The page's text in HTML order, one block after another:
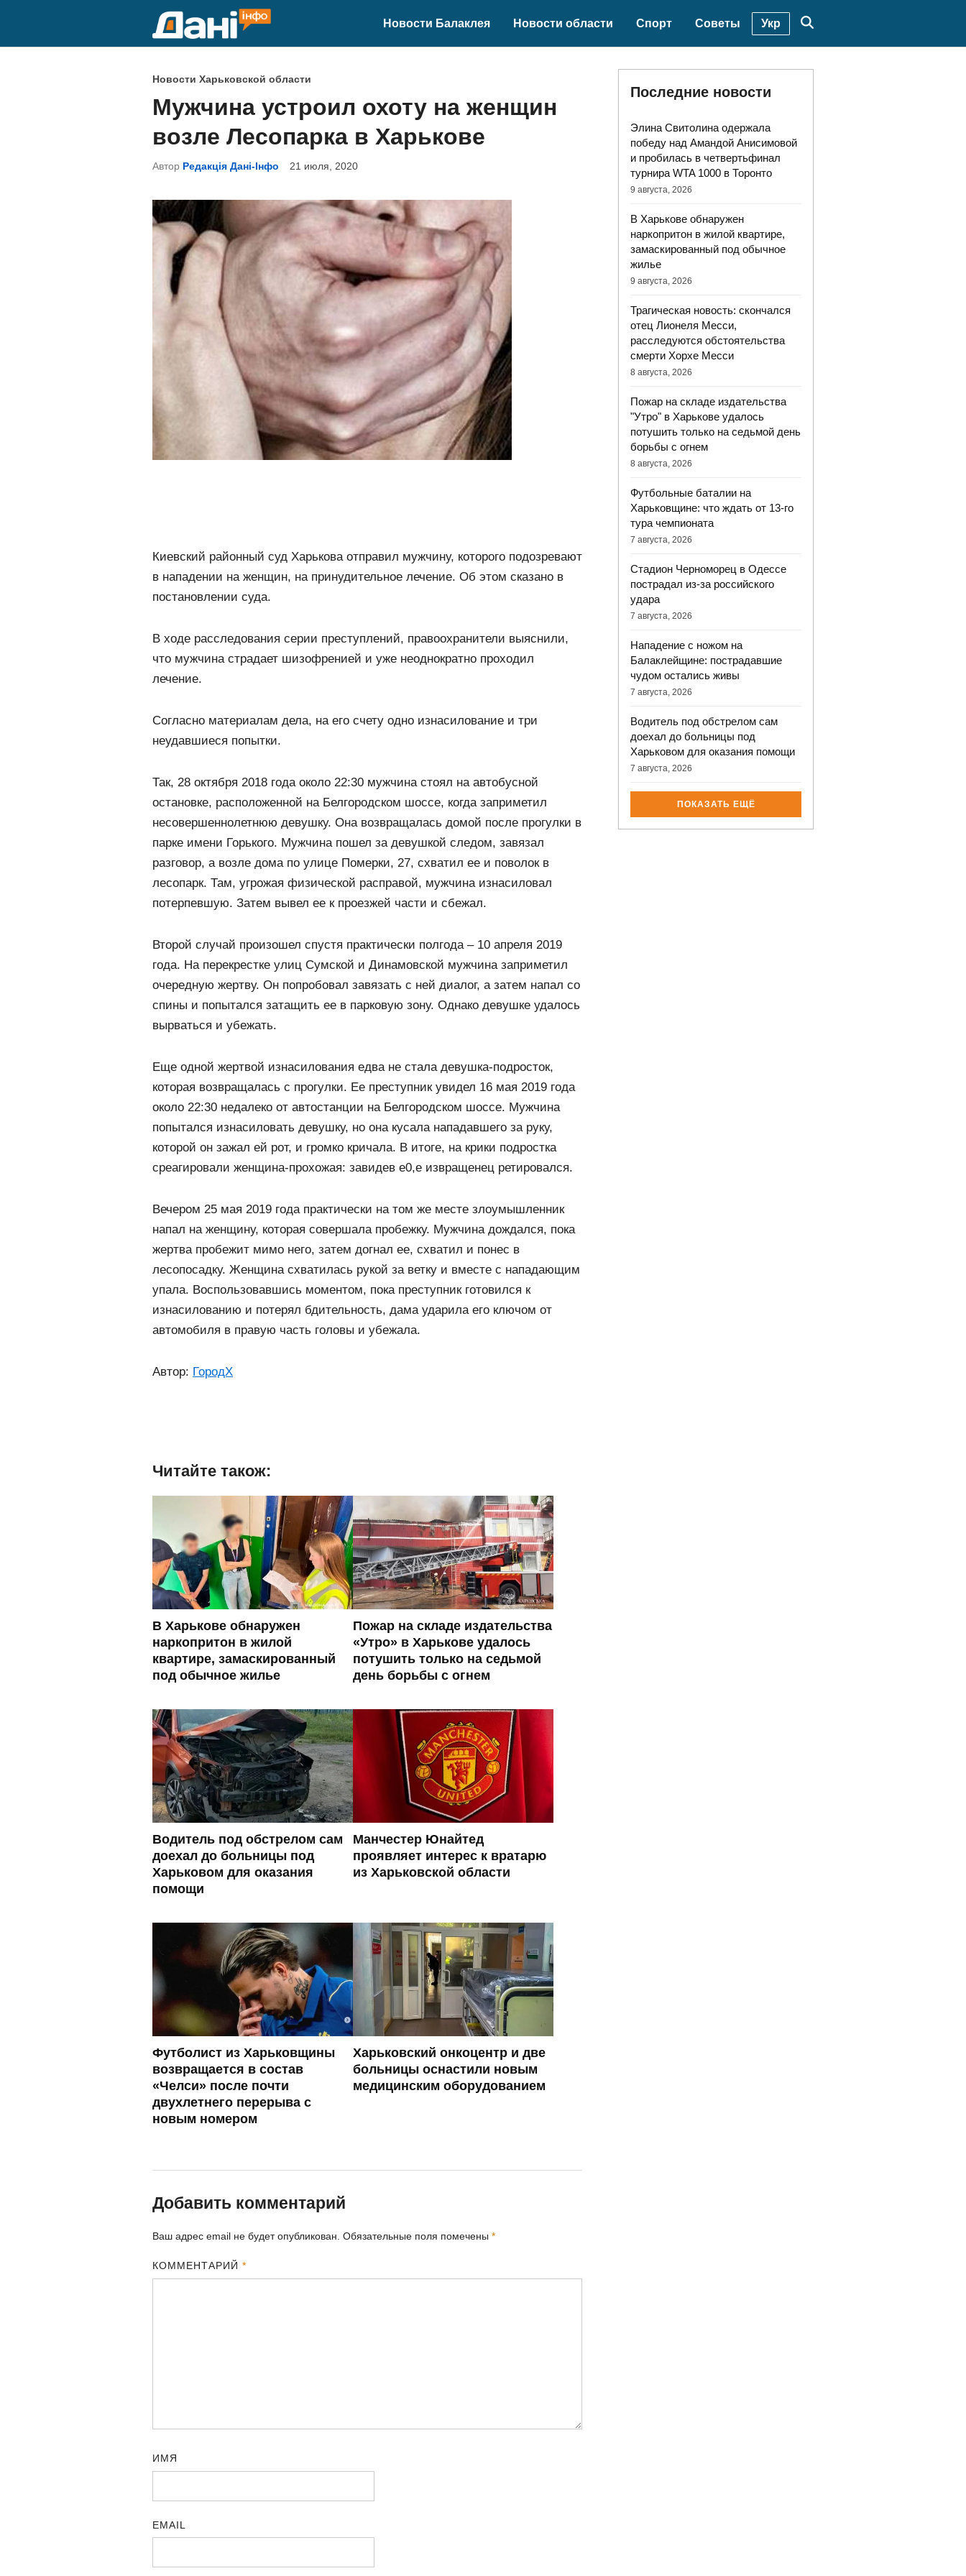
Новости Балаклея Новости области Спорт Советы Укр
О
п
у
б
к
о
Новости Харьковской области
Мужчина устроил охоту на женщин
возле Лесопарка в Харькове
Автор Редакція Дані-Інфо 21 июля, 2020
Киевский районный суд Харькова отправил мужчину, которого подозревают
в нападении на женщин, на принудительное лечение. Об этом сказано в
постановлении суда.
В ходе расследования серии преступлений, правоохранители выяснили,
что мужчина страдает шизофренией и уже неоднократно проходил
лечение.
Согласно материалам дела, на его счету одно изнасилование и три
неудавшиеся попытки.
Так, 28 октября 2018 года около 22:30 мужчина стоял на автобусной
остановке, расположенной на Белгородском шоссе, когда заприметил
несовершеннолетнюю девушку. Она возвращалась домой после прогулки в
парке имени Горького. Мужчина пошел за девушкой следом, завязал
разговор, а возле дома по улице Померки, 27, схватил ее и поволок в
лесопарк. Там, угрожая физической расправой, мужчина изнасиловал
потерпевшую. Затем вывел ее к проезжей части и сбежал.
Второй случай произошел спустя практически полгода – 10 апреля 2019
года. На перекрестке улиц Сумской и Динамовской мужчина заприметил
очередную жертву. Он попробовал завязать с ней диалог, а затем напал со
спины и попытался затащить ее в парковую зону. Однако девушке удалось
вырваться и убежать.
Еще одной жертвой изнасилования едва не стала девушка-подросток,
которая возвращалась с прогулки. Ее преступник увидел 16 мая 2019 года
около 22:30 недалеко от автостанции на Белгородском шоссе. Мужчина
попытался изнасиловать девушку, но она кусала нападавшего за руку,
которой он зажал ей рот, и громко кричала. В итоге, на крики подростка
среагировали женщина-прохожая: завидев е0,е извращенец ретировался.
Вечером 25 мая 2019 года практически на том же месте злоумышленник
напал на женщину, которая совершала пробежку. Мужчина дождался, пока
жертва пробежит мимо него, затем догнал ее, схватил и понес в
лесопосадку. Женщина схватилась рукой за ветку и вместе с нападающим
упала. Воспользовавшись моментом, пока преступник готовился к
изнасилованию и потерял бдительность, дама ударила его ключом от
автомобиля в правую часть головы и убежала.
Автор: ГородХ
Читайте також:
В Харькове обнаружен
наркопритон в жилой
квартире, замаскированный
под обычное жилье
Пожар на складе издательства
«Утро» в Харькове удалось
потушить только на седьмой
день борьбы с огнем
Водитель под обстрелом сам
доехал до больницы под
Харьковом для оказания
помощи
Манчестер Юнайтед
проявляет интерес к вратарю
из Харьковской области
Футболист из Харьковщины
возвращается в состав
«Челси» после почти
двухлетнего перерыва с
новым номером
Харьковский онкоцентр и две
больницы оснастили новым
медицинским оборудованием
Добавить комментарий
Ваш адрес email не будет опубликован. Обязательные поля помечены *
КОММЕНТАРИЙ*
ИМЯ
EMAIL
Последние новости
Элина Свитолина одержала
победу над Амандой Анисимовой
и пробилась в четвертьфинал
турнира WTA 1000 в Торонто
9 августа, 2026
В Харькове обнаружен
наркопритон в жилой квартире,
замаскированный под обычное
жилье
9 августа, 2026
Трагическая новость: скончался
отец Лионеля Месси,
расследуются обстоятельства
смерти Хорхе Месси
8 августа, 2026
Пожар на складе издательства
"Утро" в Харькове удалось
потушить только на седьмой день
борьбы с огнем
8 августа, 2026
Футбольные баталии на
Харьковщине: что ждать от 13-го
тура чемпионата
7 августа, 2026
Стадион Черноморец в Одессе
пострадал из-за российского
удара
7 августа, 2026
Нападение с ножом на
Балаклейщине: пострадавшие
чудом остались живы
7 августа, 2026
Водитель под обстрелом сам
доехал до больницы под
Харьковом для оказания помощи
7 августа, 2026
ПОКАЗАТЬ ЕЩЁ